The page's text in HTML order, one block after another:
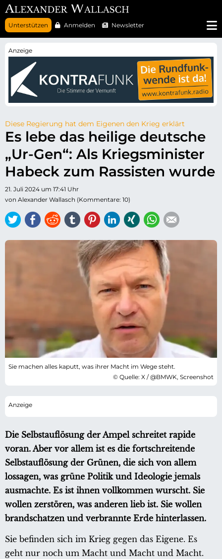
N
a
v
r
p
r
n
g
Unterstützen Anmelden Newsletter
Diese Regierung hat dem Eigenen den Krieg erklärt
Es lebe das heilige deutsche
„Ur-Gen“: Als Kriegsminister
Habeck zum Rassisten wurde
21. Juli 2024 um 17:41 Uhr
von Alexander Wallasch (Kommentare: 10)
TwitterFacebook
ReddittumblrPinterestLinkedIn
Xing WhatsApp
Sie machen alles kaputt, was ihrer Macht im Wege steht.
© Quelle: X / @BMWK, Screenshot
Die Selbstauflösung der Ampel schreitet rapide
voran. Aber vor allem ist es die fortschreitende
Selbstauflösung der Grünen, die sich von allem
lossagen, was grüne Politik und Ideologie jemals
ausmachte. Es ist ihnen vollkommen wurscht. Sie
wollen zerstören, was anderen lieb ist. Sie wollen
brandschatzen und verbrannte Erde hinterlassen.
Sie befinden sich im Krieg gegen das Eigene. Es
geht nur noch um Macht und Macht und Macht.